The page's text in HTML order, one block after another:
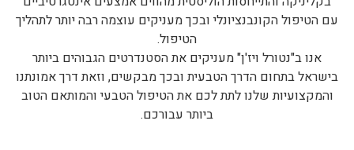
עם הטיפול הקונבנציונלי ובכך מעניקים עוצמה רבה יותר לתהליך
הטיפול.
אנו ב"נטורל ויז'ן" מעניקים את הסטנדרטים הגבוהים ביותר
בישראל בתחום הדרך הטבעית ובכך מבקשים, וזאת דרך אמונתנו
והמקצועיות שלנו לתת לכם את הטיפול הטבעי והמותאם הטוב
ביותר עבורכם.